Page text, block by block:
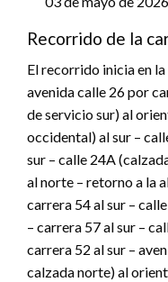
Recorrido de la
El recorrido inicia en
avenida calle 26 por
de servicio sur) al
occidental) al sur –
sur – calle 24A
al norte – retorno a la
carrera 54 al sur –
– carrera 57 al sur –
carrera 52 al sur –
calzada norte) al